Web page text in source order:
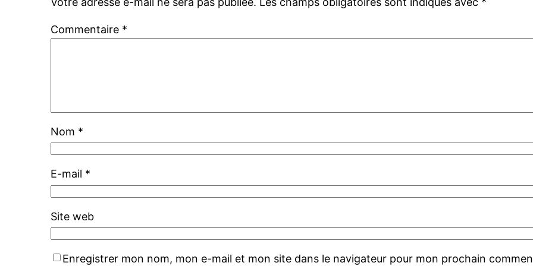
Commentaire *
Nom *
E-mail *
Site web
Enregistrer mon nom, mon e-mail et mon site dans le navigateur pour mon prochain